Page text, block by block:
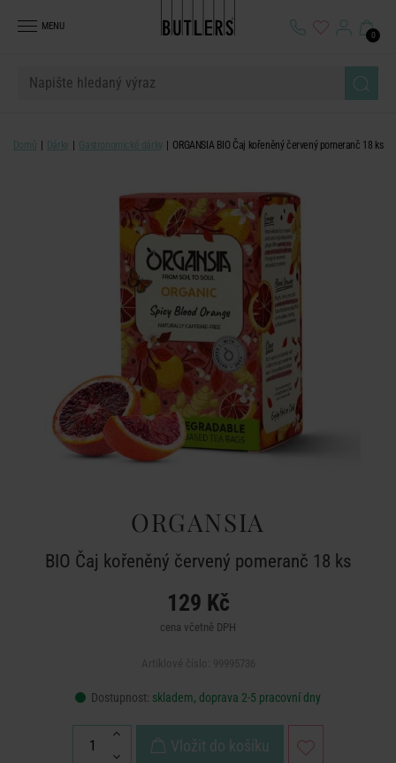
MENU
0
Domů Dárky Gastronomické dárky ORGANSIA BIO Čaj kořeněný červený pomeranč 18 ks
ORGANSIA
BIO Čaj kořeněný červený pomeranč 18 ks
129 Kč
cena včetně DPH
Dostupnost: skladem, doprava 2-5 pracovní dny
Vložit do košíku